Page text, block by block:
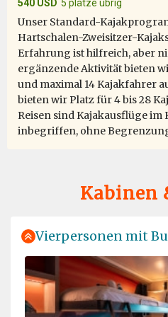
viewing wildlife can be hit or
Expedition team delivered us
experience, thanks to the
determination. How anyone could spot a polar bear in a
somewhat foggy ice packed
anyone's imagination, but
the impossible to make
reality. It was truly the highlight of the trip. Thank you
Oceanwide Expeditions!
Outstanding
durch Mary Maguire Die Arktis
540 USD 5 plätze übrig
Unser Standard-
Hartschalen-Zweisitzer-
Erfahrung ist hilfreich, aber
ergänzende Aktivität bieten
und maximal 14 Kajakfahrer
bieten wir Platz für 4 bis 28
Reisen sind Kajakausflüge
inbegriffen, ohne
Kabinen
Vierpersonen mit